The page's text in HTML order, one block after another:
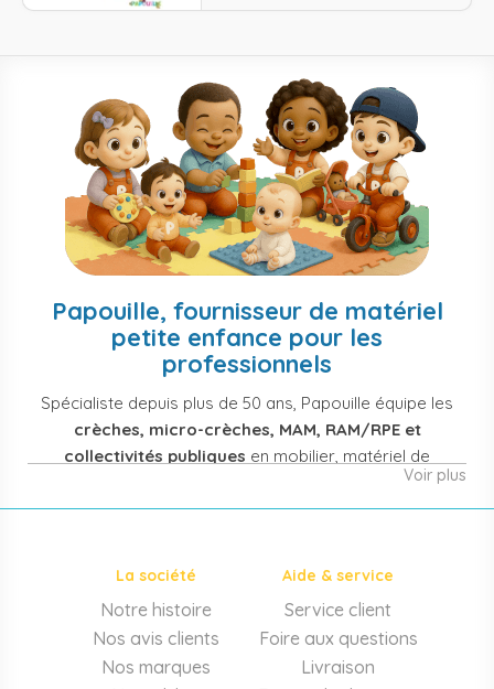
Papouille, fournisseur de matériel
petite enfance pour les
professionnels
Spécialiste depuis plus de 50 ans, Papouille équipe les
crèches, micro-crèches, MAM, RAM/RPE et
collectivités publiques en mobilier, matériel de
puériculture, jouets et équipement pour structures
d'accueil de la petite enfance. Notre offre couvre
cabinets infirmiers).
Mobilier et équipement de crèche
Lits crèche en bois, couchettes empilables, meubles à
Voir plus
La société
Notre histoire
Nos avis clients
Nos marques
Aide & service
Service client
Foire aux questions
Livraison